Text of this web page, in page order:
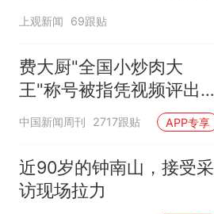
在抢排
上观新闻 69跟贴
费大厨"全国小炒肉大
王"称号被指凭视频评出
官方回应
中国新闻周刊 2717跟贴 APP专享
近90岁的钟南山，接受采
访现场拉力